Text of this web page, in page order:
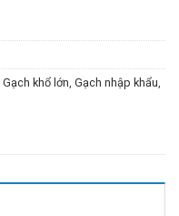
Gạch khổ lớn, Gạch nhập khẩu,